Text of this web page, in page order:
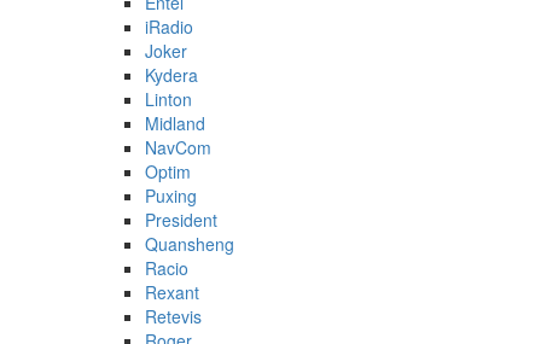
iRadio
Joker
Kydera
Linton
Midland
NavCom
Optim
Puxing
President
Quansheng
Racio
Rexant
Retevis